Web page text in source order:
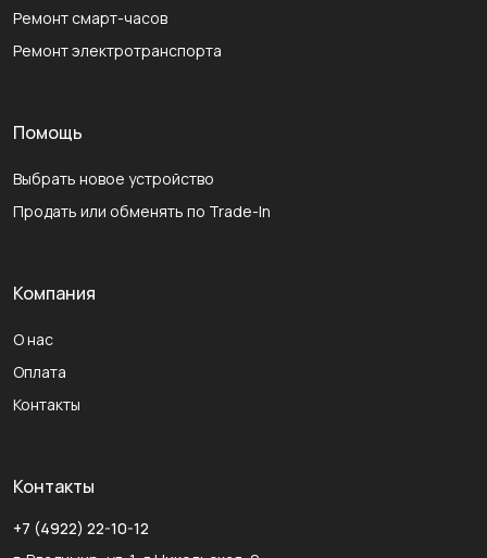
Ремонт смарт-часов
Ремонт электротранспорта
Помощь
Выбрать новое устройство
Продать или обменять по Trade-In
Компания
О нас
Оплата
Контакты
Контакты
+7 (4922) 22-10-12